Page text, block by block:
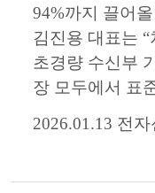
94%까지 끌어
김진용 대표는
초경량 수신부
장 모두에서 표
2026.01.13 전자